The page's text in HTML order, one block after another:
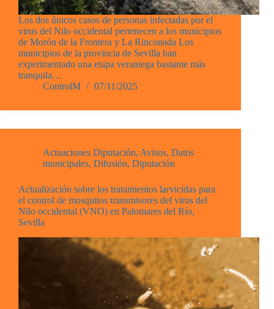
Los dos únicos casos de personas infectadas por el
virus del Nilo occidental pertenecen a los municipios
de Morón de la Frontera y La Rinconada Los
municipios de la provincia de Sevilla han
experimentado una etapa veraniega bastante más
tranquila…
ControlM
07/11/2025
Actuaciones Diputación, Avisos, Datos
municipales, Difusión, Diputación
Actualización sobre los tratamientos larvicidas para
el control de mosquitos transmisores del virus del
Nilo occidental (VNO) en Palomares del Río,
Sevilla